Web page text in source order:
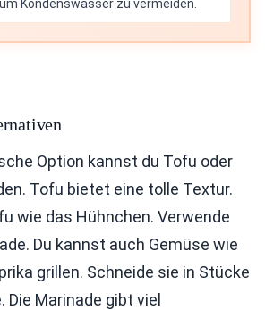
Kondenswasser zu vermeiden.
Option kannst du Tofu oder
Tofu bietet eine tolle Textur.
wie das Hühnchen. Verwende
Du kannst auch Gemüse wie
grillen. Schneide sie in Stücke
Die Marinade gibt viel